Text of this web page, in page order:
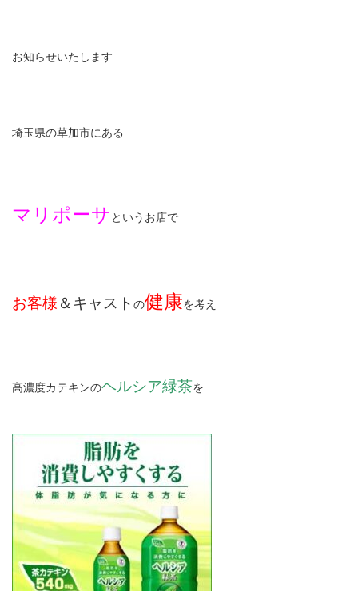
お知らせいたします
埼玉県の草加市にある
マリポーサ というお店で
お客様 ＆キャスト の健康を考え
高濃度カテキンのヘルシア緑茶を